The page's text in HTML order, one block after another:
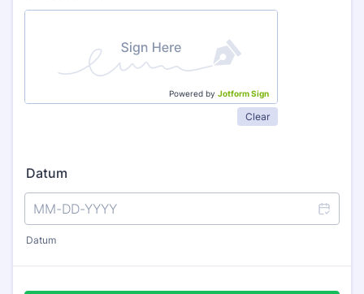
Powered by Jotform Sign
Clear
Datum
Datum